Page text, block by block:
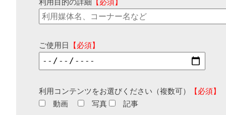
利用目的の詳細 【必須】
ご使用日 【必須】
利用コンテンツをお選びください（複数可）
【必須】
動画
写真 記事